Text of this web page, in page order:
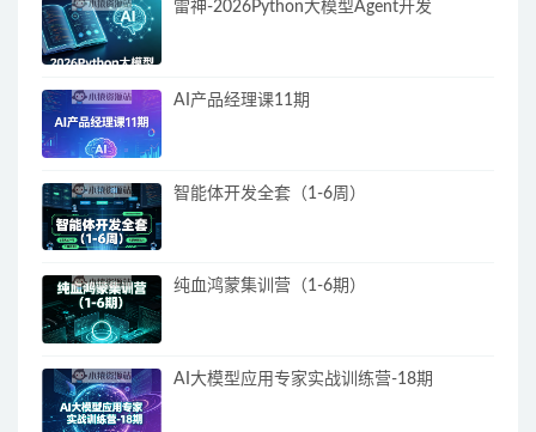
雷神-2026Python大模型Agent开发
AI产品经理课11期
智能体开发全套（1-6周）
纯血鸿蒙集训营（1-6期）
AI大模型应用专家实战训练营-18期